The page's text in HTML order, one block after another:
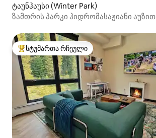
ტაუნჰაუსი (Winter Park)
ზამთრის პარკი ჰიდრომასაჟიანი აუზით
სტუმართა რჩეული მოწინავე ვარიანტი
სტუმართა რჩეული